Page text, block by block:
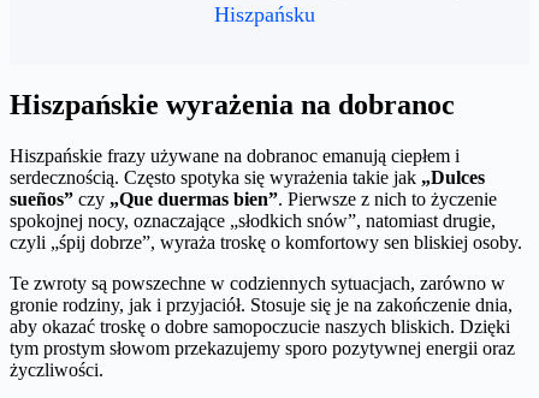
Hiszpańsku
Hiszpańskie wyrażenia na dobranoc
Hiszpańskie frazy używane na dobranoc emanują ciepłem i
serdecznością. Często spotyka się wyrażenia takie jak „Dulces
sueños” czy „Que duermas bien”. Pierwsze z nich to życzenie
spokojnej nocy, oznaczające „słodkich snów”, natomiast drugie,
czyli „śpij dobrze”, wyraża troskę o komfortowy sen bliskiej osoby.
Te zwroty są powszechne w codziennych sytuacjach, zarówno w
gronie rodziny, jak i przyjaciół. Stosuje się je na zakończenie dnia,
aby okazać troskę o dobre samopoczucie naszych bliskich. Dzięki
tym prostym słowom przekazujemy sporo pozytywnej energii oraz
życzliwości.